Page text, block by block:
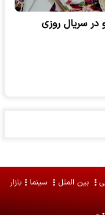
در سریال روزی
بین الملل سینما بازار